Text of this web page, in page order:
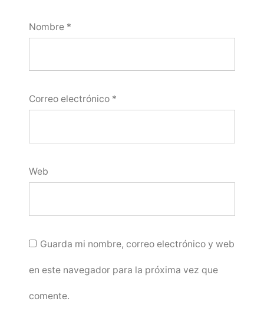
Nombre *
Correo electrónico *
Web
Guarda mi nombre, correo electrónico y web
en este navegador para la próxima vez que
comente.